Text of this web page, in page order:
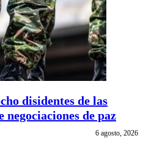
disidentes de las
negociaciones de paz
6 agosto, 2026